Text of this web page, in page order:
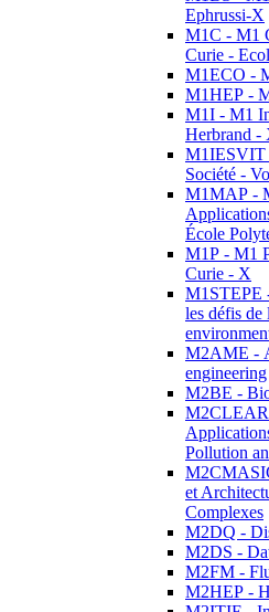
Ephrussi-X
M1C - M1
Curie -
M1ECO -
M1HEP -
M1I - M1
Herbrand -
M1IESVIT
Société -
M1MAP -
École
M1P - M1
Curie - X
M1STEPE
les défis de
M2AME -
engineering
M2BE -
M2CLEAR
Pollution
et
Complexes
M2DQ -
M2DS -
M2FM -
M2HEP -